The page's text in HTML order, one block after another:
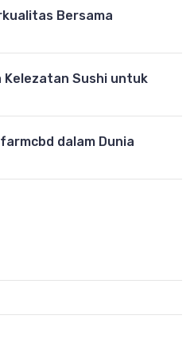
Bersama
Kelezatan Sushi untuk
dalam Dunia